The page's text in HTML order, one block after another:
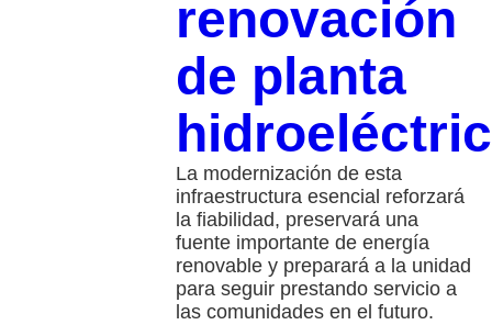
renovación
de planta
La modernización de esta
infraestructura esencial reforzará
la fiabilidad, preservará una
fuente importante de energía
renovable y preparará a la unidad
para seguir prestando servicio a
las comunidades en el futuro.